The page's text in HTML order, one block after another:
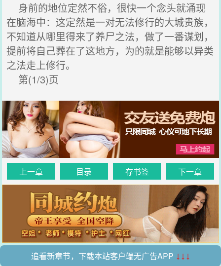
身前的地位定然不俗，很快一个念头就涌现
在脑海中：这定然是一对无法修行的大城贵族，
不知道从哪里得来了养尸之法，做了一番谋划，
提前将自己葬在了这地方，为的就是能够以异类
之法走上修行。
第(1/3)页
上一章 目录 存书签 下一章
追看新章节，下载本站客户端无广告APP ↓↓↓